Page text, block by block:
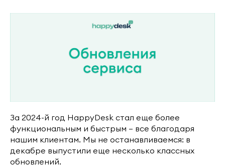
Возможности
За 2024-й год HappyDesk стал еще более
функциональным и быстрым — все благодаря
нашим клиентам. Мы не останавливаемся: в
декабре выпустили еще несколько классных
обновлений.